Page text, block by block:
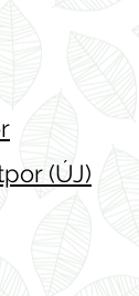
(ÚJ)